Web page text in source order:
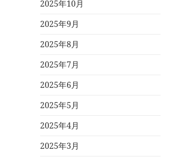
2025年10月
2025年9月
2025年8月
2025年7月
2025年6月
2025年5月
2025年4月
2025年3月